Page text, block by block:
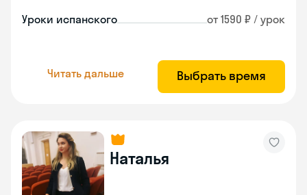
Уроки испанского от 1590 ₽ / урок
Читать дальше Выбрать время
Наталья